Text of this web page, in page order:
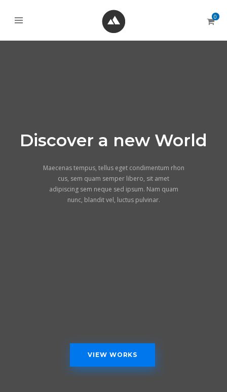
0
Discover a new World
Maecenas tempus, tellus eget condimentum rhon
cus, sem quam semper libero, sit amet
adipiscing sem neque sed ipsum. Nam quam
nunc, blandit vel, luctus pulvinar.
VIEW WORKS